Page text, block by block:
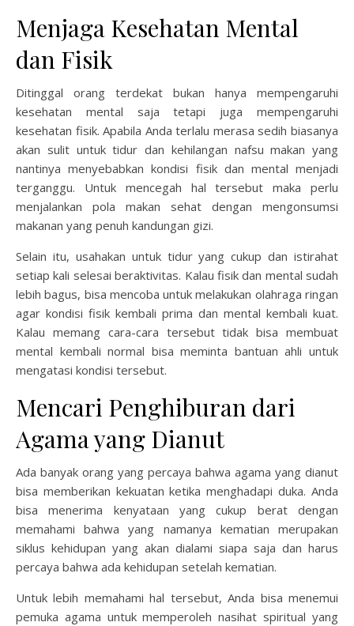
Menjaga Kesehatan Mental
dan Fisik
Ditinggal orang terdekat bukan hanya mempengaruhi
kesehatan mental saja tetapi juga mempengaruhi
kesehatan fisik. Apabila Anda terlalu merasa sedih biasanya
akan sulit untuk tidur dan kehilangan nafsu makan yang
nantinya menyebabkan kondisi fisik dan mental menjadi
terganggu. Untuk mencegah hal tersebut maka perlu
menjalankan pola makan sehat dengan mengonsumsi
makanan yang penuh kandungan gizi.
Selain itu, usahakan untuk tidur yang cukup dan istirahat
setiap kali selesai beraktivitas. Kalau fisik dan mental sudah
lebih bagus, bisa mencoba untuk melakukan olahraga ringan
agar kondisi fisik kembali prima dan mental kembali kuat.
Kalau memang cara-cara tersebut tidak bisa membuat
mental kembali normal bisa meminta bantuan ahli untuk
mengatasi kondisi tersebut.
Mencari Penghiburan dari
Agama yang Dianut
Ada banyak orang yang percaya bahwa agama yang dianut
bisa memberikan kekuatan ketika menghadapi duka. Anda
bisa menerima kenyataan yang cukup berat dengan
memahami bahwa yang namanya kematian merupakan
siklus kehidupan yang akan dialami siapa saja dan harus
percaya bahwa ada kehidupan setelah kematian.
Untuk lebih memahami hal tersebut, Anda bisa menemui
pemuka agama untuk memperoleh nasihat spiritual yang